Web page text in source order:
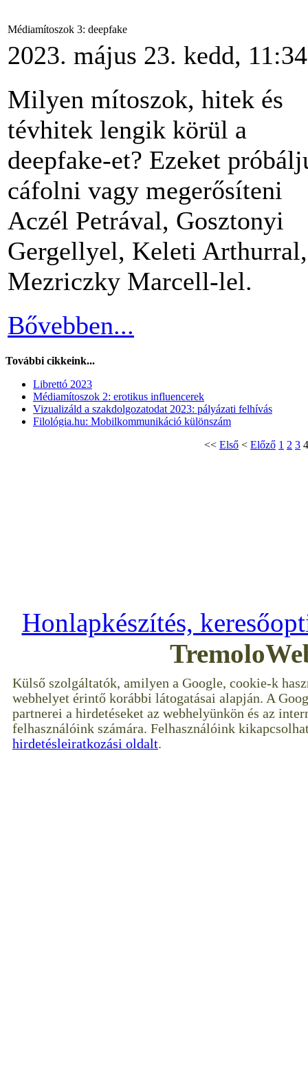
Médiamítoszok 3: deepfake
2023. május 23. kedd, 11:34
Milyen mítoszok, hitek és
tévhitek lengik körül a
deepfake-et? Ezeket
cáfolni vagy megerősíteni
Aczél Petrával, Gosztonyi
Gergellyel, Keleti Arthurral,
Mezriczky Marcell-lel.
Bővebben...
További cikkeink...
Librettó 2023
Médiamítoszok 2: erotikus influencerek
Vizualizáld a szakdolgozatodat 2023: pályázati felhívás
Filológia.hu: Mobilkommunikáció különszám
<< Első < Előző 1 2 3 4
Honlapkészítés,
Külső szolgáltatók, amilyen a Google, cookie-k
webhelyet érintő korábbi látogatásai alapján. A
partnerei a hirdetéseket az webhelyünkön és az
felhasználóink számára. Felhasználóink
hirdetésleiratkozási oldalt.